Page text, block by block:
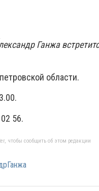
Ганжа
области.
56.
чтобы сообщить об этом редакции